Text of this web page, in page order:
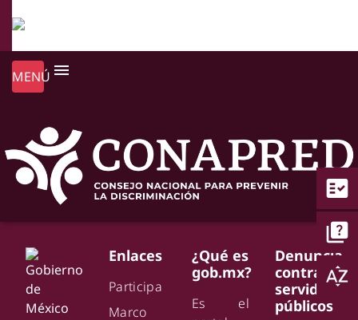
MENÚ menu
fact_check
quiz
sort_by_alpha
Enlaces
Participa
Marco
¿Qué es
gob.mx?
Es el
Denuncia
contra
servidores
públicos